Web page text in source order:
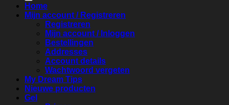
Home
Mijn account / Registreren
Registreren
Mijn account / Inloggen
Bestellingen
Addresses
Account details
Wachtwoord vergeten
My Dream Tips
Nieuwe producten
Gel